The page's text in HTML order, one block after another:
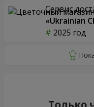
Сервис
«Ukrainian
2025 год